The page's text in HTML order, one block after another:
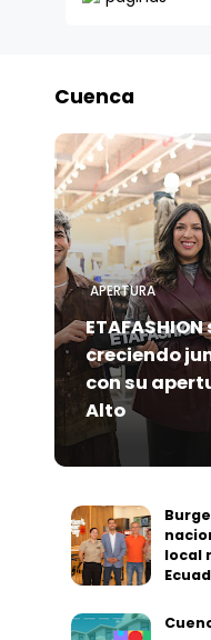
Cuenca
APERTURA
creciendo
con su
Alto
local